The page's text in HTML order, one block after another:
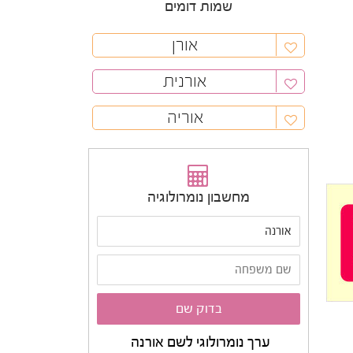
שמות דומים
אורן
אורנית
אוריה
מחשבון נומרולוגיה
ערך נומרולוגי לשם אורנה